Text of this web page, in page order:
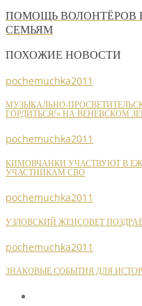
ПОМОЩЬ
СЕМЬЯМ
ПОХОЖИЕ НОВОСТИ
pochemuchka2011
МУЗЫКАЛЬНО-
ГОРДИТЬСЯ!» НА ВЕНЕВСКОМ
pochemuchka2011
КИМОВЧАНКИ УЧАСТВУЮТ В
УЧАСТНИКАМ СВО
pochemuchka2011
УЗЛОВСКИЙ ЖЕНСОВЕТ
pochemuchka2011
ЗНАКОВЫЕ СОБЫТИЯ ДЛЯ